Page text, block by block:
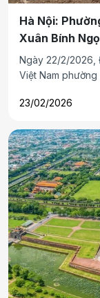
Hà Nội:
Xuân Bính
Ngày 22/2/2026,
Việt Nam
23/02/2026